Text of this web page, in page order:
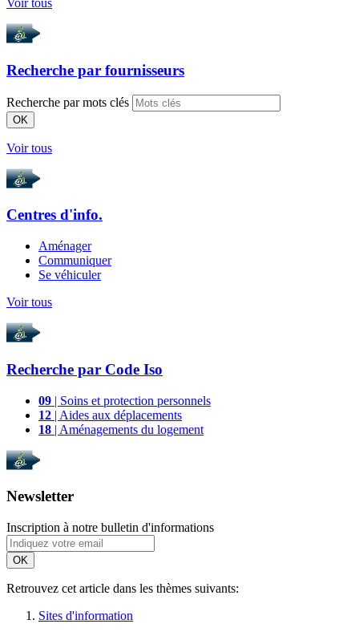
Voir tous
Recherche par fournisseurs
Recherche par mots clés
OK
Voir tous
Centres d'info.
Aménager
Communiquer
Se véhiculer
Voir tous
Recherche par Code Iso
09 | Soins et protection personnels
12 | Aides aux déplacements
18 | Aménagements du logement
Newsletter
Inscription à notre bulletin d'informations
OK
Retrouvez cet article dans les thèmes suivants:
Sites d'information